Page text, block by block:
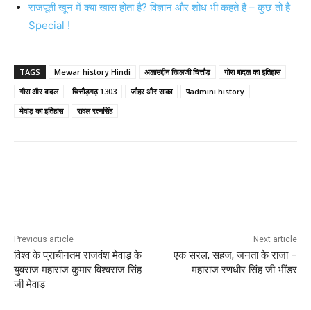
राजपूती खून में क्या खास होता है? विज्ञान और शोध भी कहते है – कुछ तो है
Special !
TAGS Mewar history Hindi अलाउद्दीन खिलजी चित्तौड़
गोरा बादल का इतिहास
गौरा और बादल
चित्तौड़गढ़ 1303 जौहर और साका
पadmini history
मेवाड़ का इतिहास
रावल रत्नसिंह
Previous article
विश्व के प्राचीनतम राजवंश मेवाड़ के
युवराज महाराज कुमार विश्वराज सिंह
जी मेवाड़
Next article
एक सरल, सहज, जनता के राजा –
महाराज रणधीर सिंह जी भींडर